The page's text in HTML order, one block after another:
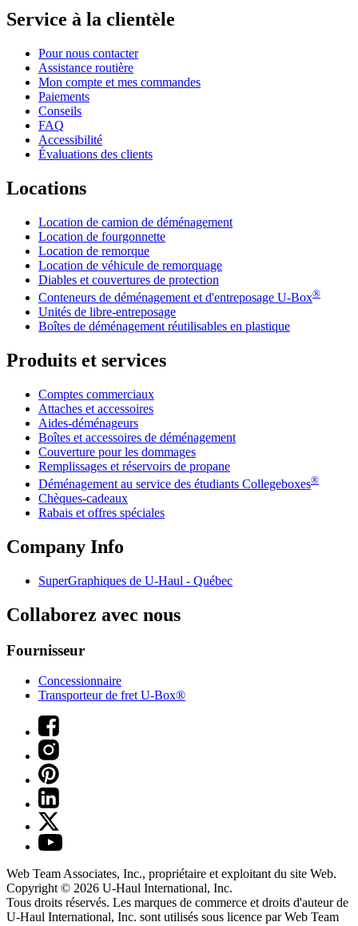
Service à la clientèle
Pour nous contacter
Assistance routière
Mon compte et mes commandes
Paiements
Conseils
FAQ
Accessibilité
Évaluations des clients
Locations
Location de camion de déménagement
Location de fourgonnette
Location de remorque
Location de véhicule de remorquage
Diables et couvertures de protection
Conteneurs de déménagement et d'entreposage U-Box®
Unités de libre-entreposage
Boîtes de déménagement réutilisables en plastique
Produits et services
Comptes commerciaux
Attaches et accessoires
Aides-déménageurs
Boîtes et accessoires de déménagement
Couverture pour les dommages
Remplissages et réservoirs de propane
Déménagement au service des étudiants Collegeboxes®
Chèques-cadeaux
Rabais et offres spéciales
Company Info
SuperGraphiques de U-Haul - Québec
Collaborez avec nous
Fournisseur
Concessionnaire
Transporteur de fret U-Box®
Web Team Associates, Inc., propriétaire et exploitant du site Web.
Copyright © 2026 U-Haul International, Inc.
Tous droits réservés. Les marques de commerce et droits d'auteur de
U-Haul International, Inc. sont utilisés sous licence par Web Team